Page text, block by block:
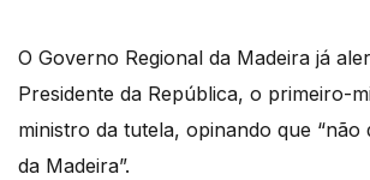
O Governo Regional da Madeira já
Presidente da República, o primeiro-
ministro da tutela, opinando que “não
da Madeira”.